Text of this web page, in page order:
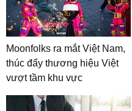
Moonfolks ra mắt Việt Nam,
thúc đẩy thương hiệu Việt
vượt tầm khu vực